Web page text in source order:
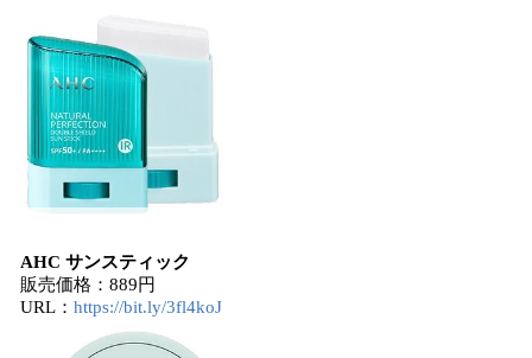
AHC サンスティック
販売価格：889円
URL： https://bit.ly/3fl4koJ